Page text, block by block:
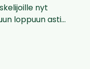
nyt
loppuun asti...